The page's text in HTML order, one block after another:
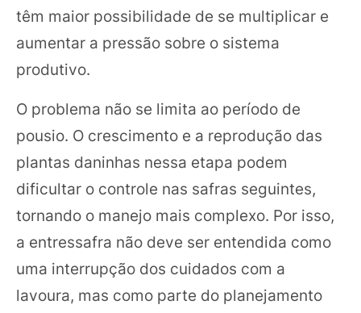
têm maior possibilidade de se multiplicar e
aumentar a pressão sobre o sistema
produtivo.
O problema não se limita ao período de
pousio. O crescimento e a reprodução das
plantas daninhas nessa etapa podem
dificultar o controle nas safras seguintes,
tornando o manejo mais complexo. Por isso,
a entressafra não deve ser entendida como
uma interrupção dos cuidados com a
lavoura, mas como parte do planejamento